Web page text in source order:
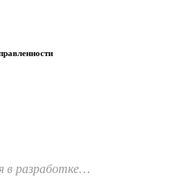
в разработке…